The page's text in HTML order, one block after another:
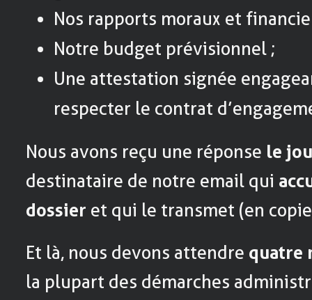
Nos rapports moraux et
Notre budget prévisionnel ;
Une attestation signée
respecter le contrat
Nous avons reçu une réponse le
destinataire de notre email qui
dossier et qui le transmet (en
Et là, nous devons attendre quatre
la plupart des démarches